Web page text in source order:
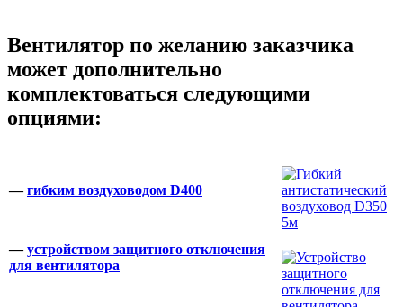
Вентилятор по желанию заказчика
может дополнительно
комплектоваться следующими
опциями:
— гибким воздуховодом D400
— устройством защитного отключения
для вентилятора